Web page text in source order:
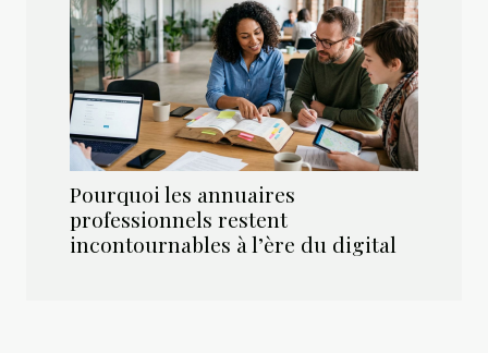
Pourquoi les annuaires
professionnels restent
incontournables à l’ère du digital